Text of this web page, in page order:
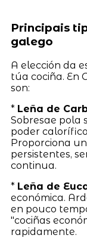
Principais
galego
A elección da
túa cociña. En
son:
* Leña de
Sobresae pola
poder
Proporciona
persistentes,
continua.
* Leña de
económica.
en pouco
"cociñas
rapidamente.